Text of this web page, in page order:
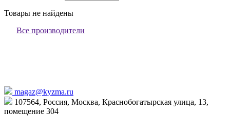
Товары не найдены
Все производители
magaz@kyzma.ru
107564, Россия, Москва, Краснобогатырская улица, 13,
помещение 304